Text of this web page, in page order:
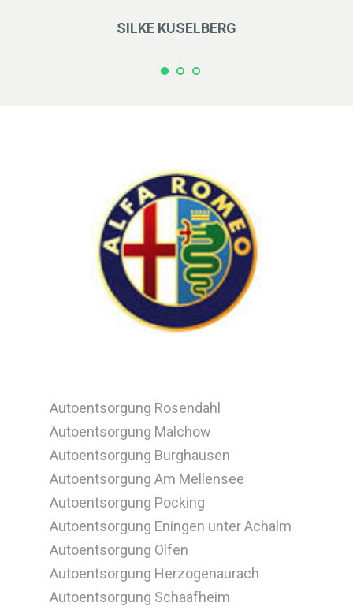
SILKE KUSELBERG
Autoentsorgung Rosendahl
Autoentsorgung Malchow
Autoentsorgung Burghausen
Autoentsorgung Am Mellensee
Autoentsorgung Pocking
Autoentsorgung Eningen unter Achalm
Autoentsorgung Olfen
Autoentsorgung Herzogenaurach
Autoentsorgung Schaafheim